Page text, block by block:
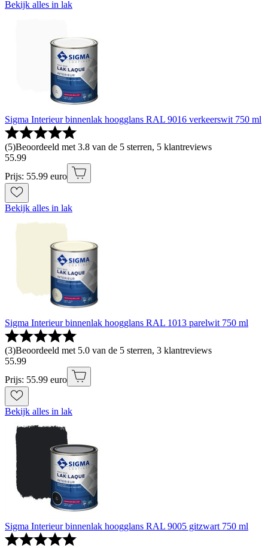
Bekijk alles in lak
Sigma Interieur binnenlak hoogglans RAL 9016 verkeerswit 750 ml
(5)Beoordeeld met 3.8 van de 5 sterren, 5 klantreviews
55.99
Prijs: 55.99 euro
Bekijk alles in lak
Sigma Interieur binnenlak hoogglans RAL 1013 parelwit 750 ml
(3)Beoordeeld met 5.0 van de 5 sterren, 3 klantreviews
55.99
Prijs: 55.99 euro
Bekijk alles in lak
Sigma Interieur binnenlak hoogglans RAL 9005 gitzwart 750 ml